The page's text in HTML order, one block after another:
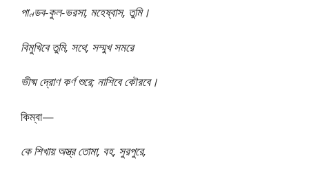
পাণ্ডব-কুল-ভরসা, মহেষ্বাস, তুমি।
বিমুখিবে তুমি, সথে, সম্মুখ সমরে
ভীষ্ম দ্রোণ কর্ণ শুরে; নাশিবে কৌরবে।
কিম্বা—
কে শিখায় অস্ত্র তোমা, বহ, সুরপুরে,